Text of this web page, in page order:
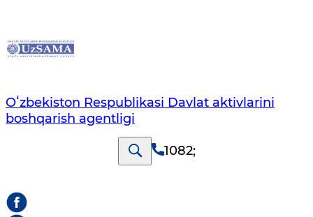
Oʻzbekiston Respublikasi Davlat aktivlarini
boshqarish agentligi
1082;